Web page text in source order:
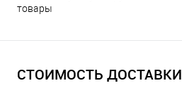
товары
СТОИМОСТЬ ДОСТАВКИ